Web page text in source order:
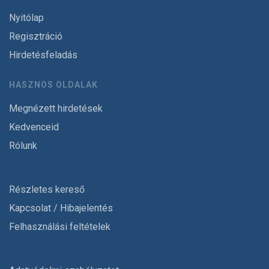
Nyitólap
Regisztráció
Hirdetésfeladás
HASZNOS OLDALAK
Megnézett hirdetések
Kedvenceid
Rólunk
Részletes kereső
Kapcsolat / Hibajelentés
Felhasználási feltételek